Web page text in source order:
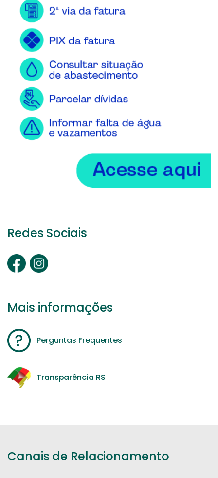
Redes Sociais
Mais informações
Perguntas Frequentes
Transparência RS
Canais de Relacionamento